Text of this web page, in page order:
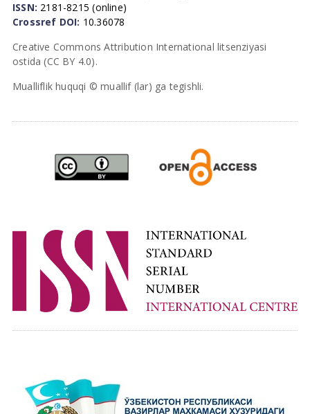
ISSN: 2181-8215 (online)
Crossref DOI: 10.36078
Creative Commons Attribution International litsenziyasi
ostida (CC BY 4.0).
Mualliflik huquqi © muallif (lar) ga tegishli.